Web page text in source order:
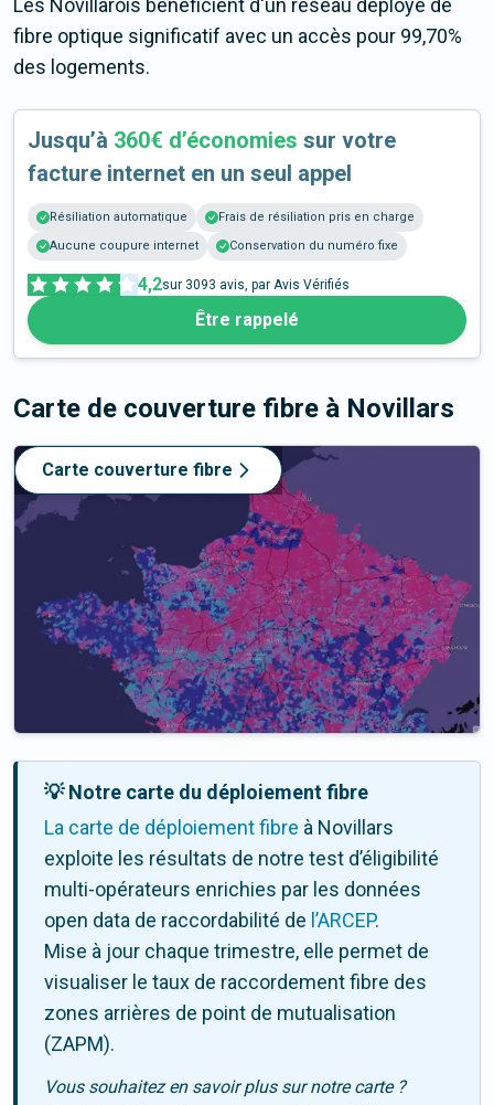
Les Novillarois bénéficient d'un réseau déployé de
fibre optique significatif avec un accès pour 99,70%
des logements.
Jusqu’à 360€ d’économies sur votre
facture internet en un seul appel
Résiliation automatique
Frais de résiliation pris en charge
Aucune coupure internet
Conservation du numéro fixe
4,2sur 3093 avis, par Avis Vérifiés
Être rappelé
Carte de couverture fibre à Novillars
Carte couverture fibre
💡 Notre carte du déploiement fibre
La carte de déploiement fibre à Novillars
exploite les résultats de notre test d’éligibilité
multi-opérateurs enrichies par les données
open data de raccordabilité de l’ARCEP.
Mise à jour chaque trimestre, elle permet de
visualiser le taux de raccordement fibre des
zones arrières de point de mutualisation
(ZAPM).
Vous souhaitez en savoir plus sur notre carte ?